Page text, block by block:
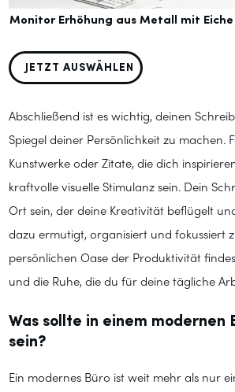
Monitor Erhöhung aus Metall mit
JETZT AUSWÄHLEN
Abschließend ist es wichtig, deinen
Spiegel deiner Persönlichkeit zu machen.
Kunstwerke oder Zitate, die dich
kraftvolle visuelle Stimulanz sein. Dein
Ort sein, der deine Kreativität beflügelt
dazu ermutigt, organisiert und fokussiert
persönlichen Oase der Produktivität
und die Ruhe, die du für deine tägliche
Was sollte in einem modernen
sein?
Ein modernes Büro ist weit mehr als nur